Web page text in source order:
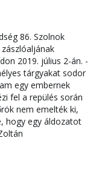
86. Szolnok
2019. július 2-án. -
tárgyakat sodor
egy embernek
fel a repülés során
nem emelték ki,
hogy egy áldozatot